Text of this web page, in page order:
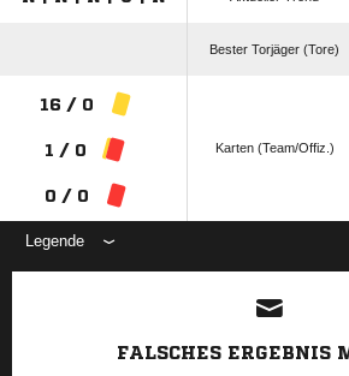
Bester Torjäger (Tore)
16 / 0
1 / 0
0 / 0
Karten (Team/Offiz.)
Legende
ANZEIGE
FALSCHES ERGEBNIS